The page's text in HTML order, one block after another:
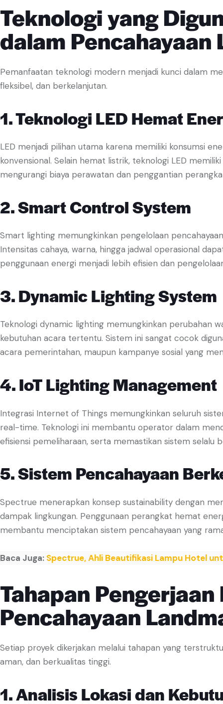
Teknologi yang
dalam Pencahayaan
Pemanfaatan teknologi modern menjadi kunci dalam
fleksibel, dan berkelanjutan.
1. Teknologi LED Hemat
LED menjadi pilihan utama karena memiliki konsumsi
konvensional. Selain hemat listrik, teknologi LED
mengurangi biaya perawatan dan penggantian
2. Smart Control System
Smart lighting memungkinkan pengelolaan
Intensitas cahaya, warna, hingga jadwal operasional
penggunaan energi menjadi lebih efisien dan
3. Dynamic Lighting System
Teknologi dynamic lighting memungkinkan perubahan
kebutuhan acara tertentu. Sistem ini sangat cocok
acara pemerintahan, maupun kampanye sosial yang
4. IoT Lighting Management
Integrasi Internet of Things memungkinkan seluruh
real-time. Teknologi ini membantu operator dalam
efisiensi pemeliharaan, serta memastikan sistem selalu
5. Sistem Pencahayaan
Spectrue menerapkan konsep sustainability dengan
dampak lingkungan. Penggunaan perangkat hemat
membantu menciptakan sistem pencahayaan yang
Baca Juga: Spectrue, Ahli Beautifikasi Lampu Hotel
Tahapan Pengerjaan
Pencahayaan
Setiap proyek dikerjakan melalui tahapan yang
aman, dan berkualitas tinggi.
1. Analisis Lokasi dan